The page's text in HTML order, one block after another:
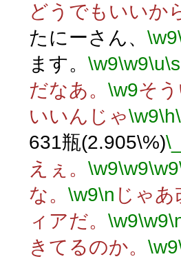
どうでもいいか
たにーさん、 \w9
ます。 \w9\w9\u
だなあ。 \w9そ
いいんじゃ\w9\h
631瓶(2.905\%)
えぇ。 \w9\w9\w9
な。 \w9\n じゃ
ィアだ。 \w9\w9
きてるのか。 \w9